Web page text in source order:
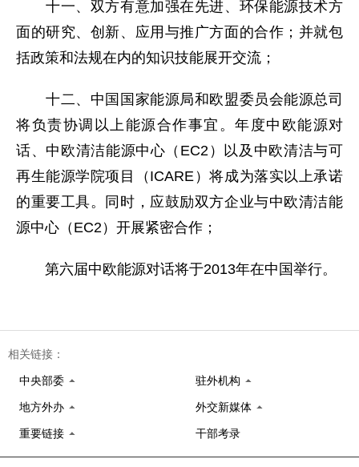
十一、双方有意加强在先进、环保能源技术方
面的研究、创新、应用与推广方面的合作；并就包
括政策和法规在内的知识技能展开交流；
十二、中国国家能源局和欧盟委员会能源总司
将负责协调以上能源合作事宜。年度中欧能源对
话、中欧清洁能源中心（EC2）以及中欧清洁与可
再生能源学院项目（ICARE）将成为落实以上承诺
的重要工具。同时，应鼓励双方企业与中欧清洁能
源中心（EC2）开展紧密合作；
第六届中欧能源对话将于2013年在中国举行。
相关链接：
中央部委 驻外机构
地方外办 外交新媒体
重要链接 干部考录